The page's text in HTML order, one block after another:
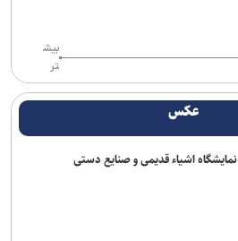
بیش
تر
عکس
نمایشگاه اشیاء قدیمی و صنایع دستی